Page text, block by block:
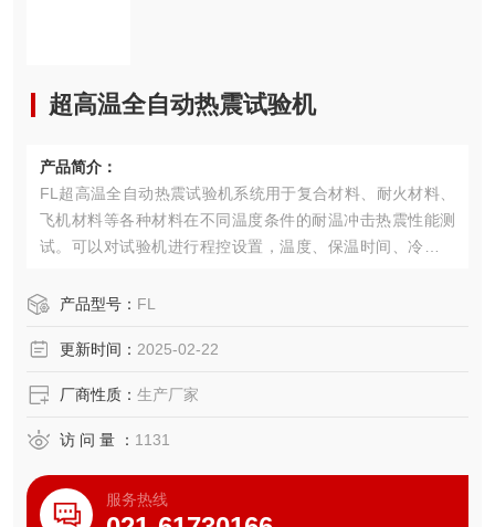
超高温全自动热震试验机
产品简介：
FL超高温全自动热震试验机系统用于复合材料、耐火材料、
飞机材料等各种材料在不同温度条件的耐温冲击热震性能测
试。可以对试验机进行程控设置，温度、保温时间、冷却时
等。产品型号： FL
更新时间： 2025-02-22
厂商性质： 生产厂家
访 问 量 ： 1131
服务热线